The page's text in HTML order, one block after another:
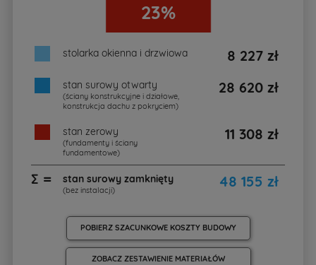
23%
stolarka okienna i drzwiowa 8 227 zł
stan surowy otwarty
(ściany konstrukcyjne i działowe,
konstrukcja dachu z pokryciem)
28 620 zł
stan zerowy
(fundamenty i ściany
fundamentowe)
11 308 zł
∑ = stan surowy zamknięty
(bez instalacji) 48 155 zł
POBIERZ SZACUNKOWE KOSZTY BUDOWY
ZOBACZ ZESTAWIENIE MATERIAŁÓW